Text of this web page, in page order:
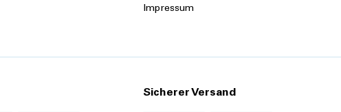
Impressum
Sicherer Versand